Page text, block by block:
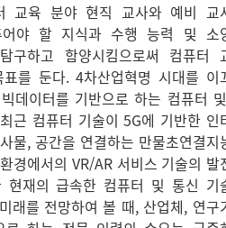
교육 분야 현직 교사와 예비 교
어야 할 지식과 수행 능력 및 소
구하고 함양시킴으로써 컴퓨터
를 둔다. 4차산업혁명 시대를 이
데이터를 기반으로 하는 컴퓨터
근 컴퓨터 기술이 5G에 기반한 인
물, 공간을 연결하는 만물초연결지
경에서의 VR/AR 서비스 기술의 발
현재의 급속한 컴퓨터 및 통신 기
래를 전망하여 볼 때, 산업체, 연구